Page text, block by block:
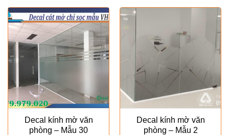
Decal kính mờ văn
phòng – Mẫu 30
Decal kính mờ văn
phòng – Mẫu 2